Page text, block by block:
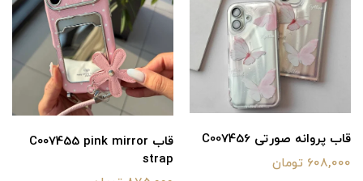
قاب پروانه صورتی C007456
608,000 تومان
قاب C007455 pink mirror
strap